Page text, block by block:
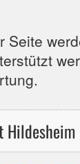
Seite